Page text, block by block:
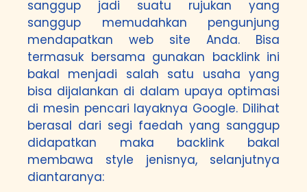
sanggup jadi suatu rujukan yang
sanggup memudahkan pengunjung
mendapatkan web site Anda. Bisa
termasuk bersama gunakan backlink ini
bakal menjadi salah satu usaha yang
bisa dijalankan di dalam upaya optimasi
di mesin pencari layaknya Google. Dilihat
berasal dari segi faedah yang sanggup
didapatkan maka backlink bakal
membawa style jenisnya, selanjutnya
diantaranya: